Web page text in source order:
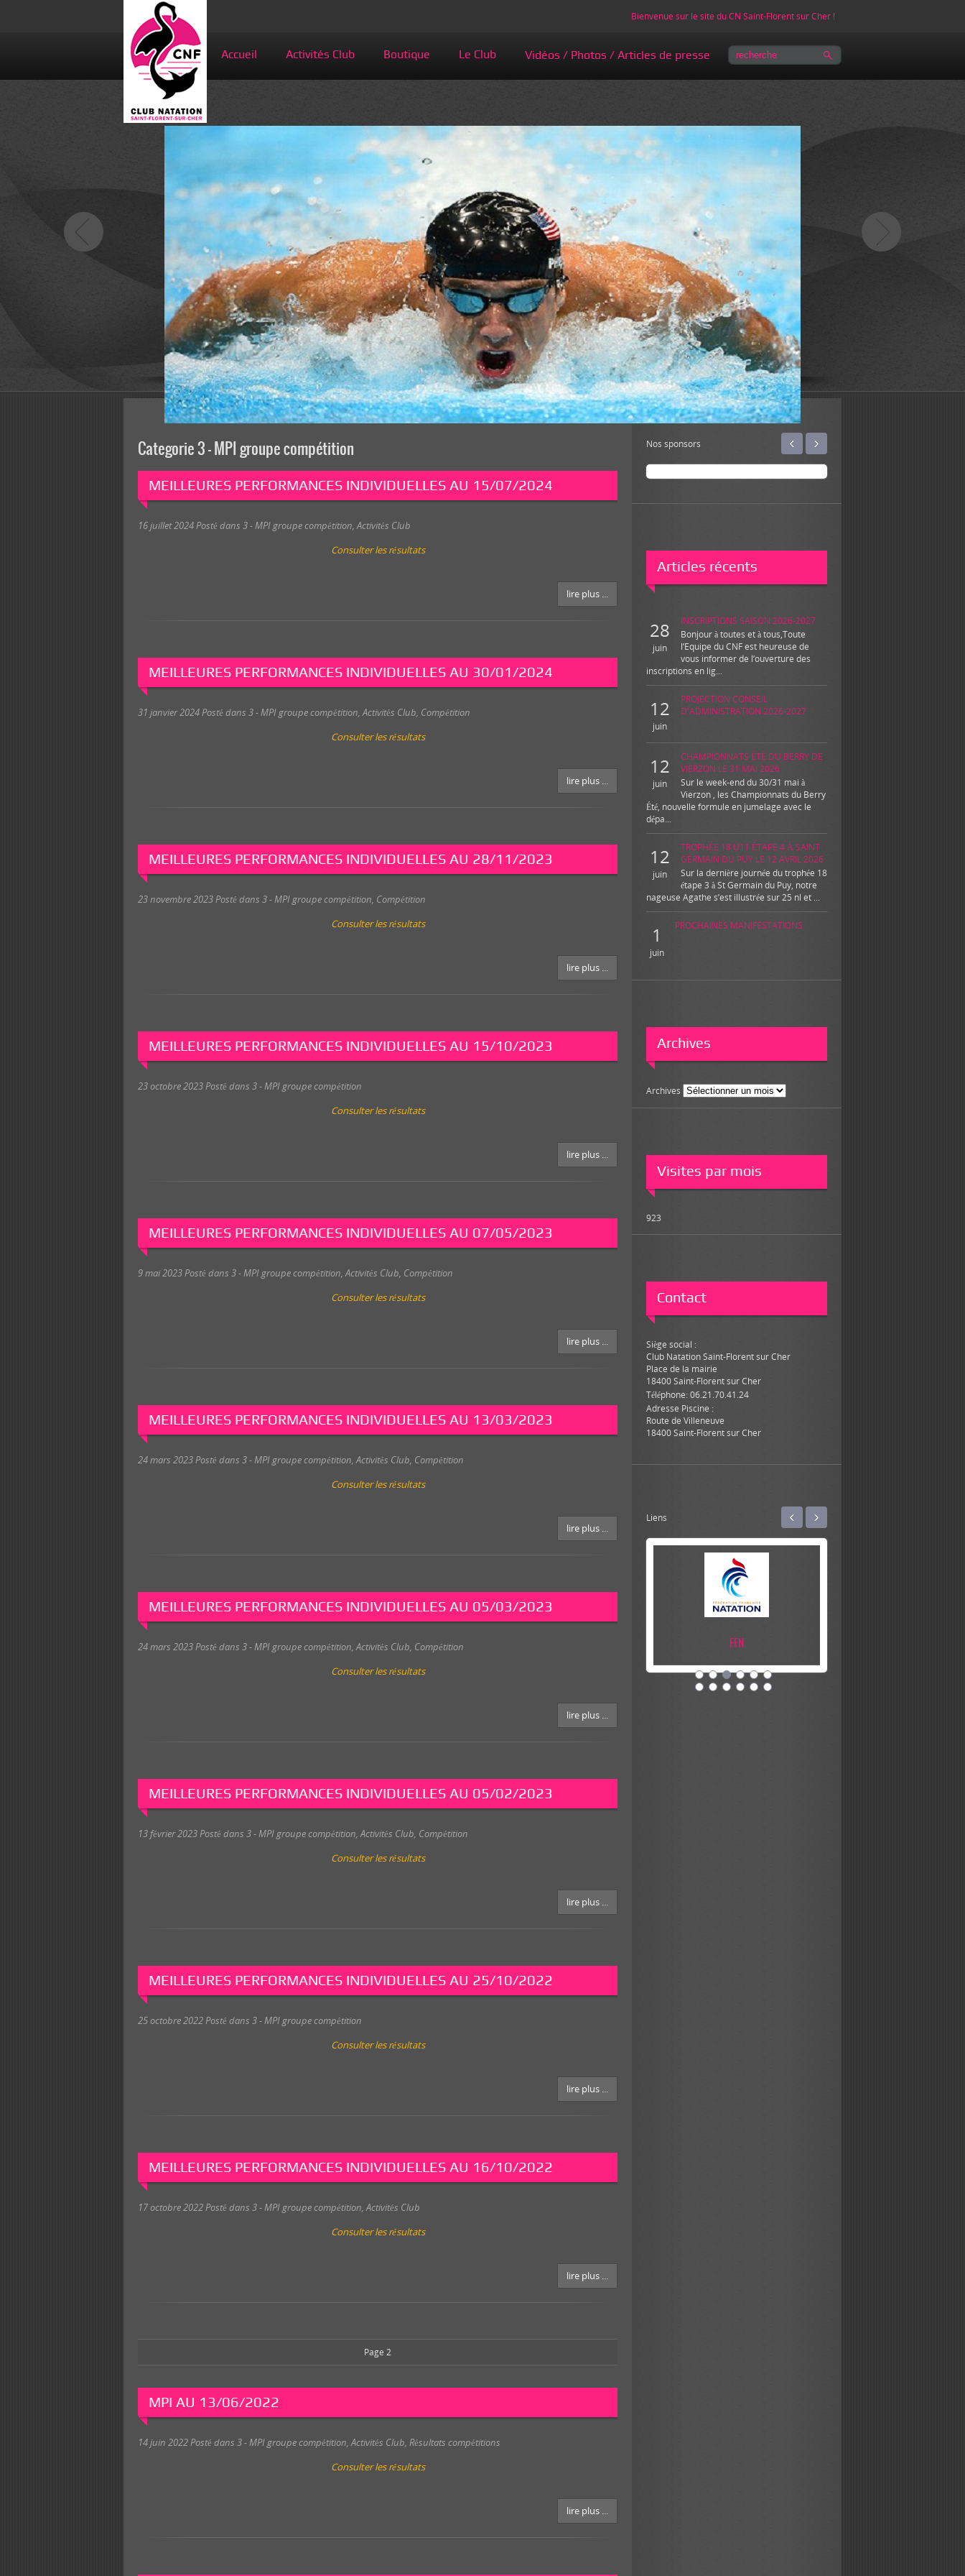
Bienvenue sur le site du CN Saint-Florent sur Cher !
Accueil Activités Club Boutique Le Club Vidéos / Photos / Articles de presse
Nos sponsors ‹ ›
Articles récents
28
juin
INSCRIPTIONS SAISON 2026-2027
Bonjour à toutes et à tous,Toute
l’Equipe du CNF est heureuse de
vous informer de l’ouverture des
inscriptions en lig...
12
juin
PROJECTION CONSEIL
D'ADMINISTRATION 2026-2027
12
juin
CHAMPIONNATS ÉTÉ DU BERRY DE
VIERZON LE 31 MAI 2026
Sur le week-end du 30/31 mai à
Vierzon , les Championnats du Berry
Été, nouvelle formule en jumelage avec le
dépa...
12
juin
TROPHÉE 18 U11 ÉTAPE 4 À SAINT
GERMAIN DU PUY LE 12 AVRIL 2026
Sur la dernière journée du trophée 18
étape 3 à St Germain du Puy, notre
nageuse Agathe s’est illustrée sur 25 nl et ...
1
juin
PROCHAINES MANIFESTATIONS
Archives
Archives
Visites par mois
923
Contact
Siège social :
Club Natation Saint-Florent sur Cher
Place de la mairie
18400 Saint-Florent sur Cher
Téléphone: 06.21.70.41.24
Adresse Piscine :
Route de Villeneuve
18400 Saint-Florent sur Cher
Liens
FFN Cher FFN
‹ ›
Categorie 3 – MPI groupe compétition
MEILLEURES PERFORMANCES INDIVIDUELLES AU 15/07/2024
16 juillet 2024Posté dans 3 - MPI groupe compétition,Activités Club
Consulter les résultats
lire plus ...
MEILLEURES PERFORMANCES INDIVIDUELLES AU 30/01/2024
31 janvier 2024Posté dans 3 - MPI groupe compétition,Activités Club, Compétition
Consulter les résultats
lire plus ...
MEILLEURES PERFORMANCES INDIVIDUELLES AU 28/11/2023
23 novembre 2023Posté dans 3 - MPI groupe compétition, Compétition
Consulter les résultats
lire plus ...
MEILLEURES PERFORMANCES INDIVIDUELLES AU 15/10/2023
23 octobre 2023Posté dans 3 - MPI groupe compétition
Consulter les résultats
lire plus ...
MEILLEURES PERFORMANCES INDIVIDUELLES AU 07/05/2023
9 mai 2023Posté dans 3 - MPI groupe compétition,Activités Club, Compétition
Consulter les résultats
lire plus ...
MEILLEURES PERFORMANCES INDIVIDUELLES AU 13/03/2023
24 mars 2023Posté dans 3 - MPI groupe compétition,Activités Club, Compétition
Consulter les résultats
lire plus ...
MEILLEURES PERFORMANCES INDIVIDUELLES AU 05/03/2023
24 mars 2023Posté dans 3 - MPI groupe compétition,Activités Club, Compétition
Consulter les résultats
lire plus ...
MEILLEURES PERFORMANCES INDIVIDUELLES AU 05/02/2023
13 février 2023Posté dans 3 - MPI groupe compétition,Activités Club, Compétition
Consulter les résultats
lire plus ...
MEILLEURES PERFORMANCES INDIVIDUELLES AU 25/10/2022
25 octobre 2022Posté dans 3 - MPI groupe compétition
Consulter les résultats
lire plus ...
MEILLEURES PERFORMANCES INDIVIDUELLES AU 16/10/2022
17 octobre 2022Posté dans 3 - MPI groupe compétition,Activités Club
Consulter les résultats
lire plus ...
Page 2
MPI AU 13/06/2022
14 juin 2022Posté dans 3 - MPI groupe compétition,Activités Club, Résultats compétitions
Consulter les résultats
lire plus ...